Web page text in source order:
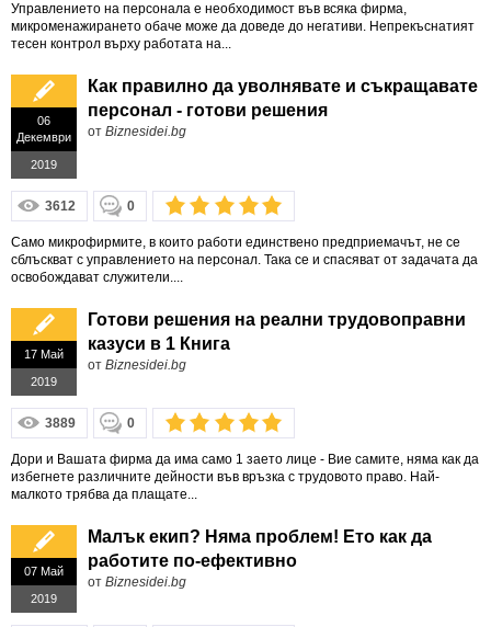
Управлението на персонала е необходимост във всяка фирма,
микроменажирането обаче може да доведе до негативи. Непрекъснатият
тесен контрол върху работата на...
06
Декември
2019
Как правилно да уволнявате и съкращавате
персонал - готови решения
от Biznesidei.bg
3612 0
Само микрофирмите, в които работи единствено предприемачът, не се
сблъскват с управлението на персонал. Така се и спасяват от задачата да
освобождават служители....
17 Май
2019
Готови решения на реални трудовоправни
казуси в 1 Книга
от Biznesidei.bg
3889 0
Дори и Вашата фирма да има само 1 заето лице - Вие самите, няма как да
избегнете различните дейности във връзка с трудовото право. Най-
малкото трябва да плащате...
07 Май
2019
Малък екип? Няма проблем! Ето как да
работите по-ефективно
от Biznesidei.bg